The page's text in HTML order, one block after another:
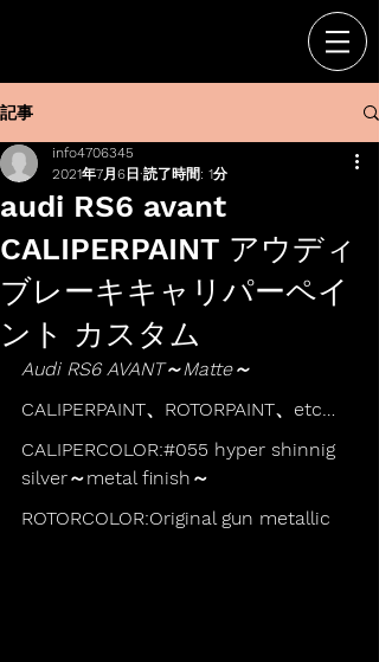
記事
audi RS6 avant
CALIPERPAINT アウディ
ブレーキキャリパーペイ
ント カスタム
info4706345
2021年7月6日 読了時間: 1分
Audi RS6 AVANT～Matte～
CALIPERPAINT、ROTORPAINT、etc…
CALIPERCOLOR:#055 hyper shinnig
silver～metal finish～
ROTORCOLOR:Original gun metallic